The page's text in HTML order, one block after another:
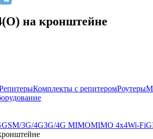
на кронштейне
Комплекты с репитеромРоутеры
GSM/3G/4G3G/4G MIMOMIMO 4x4Wi-Fi